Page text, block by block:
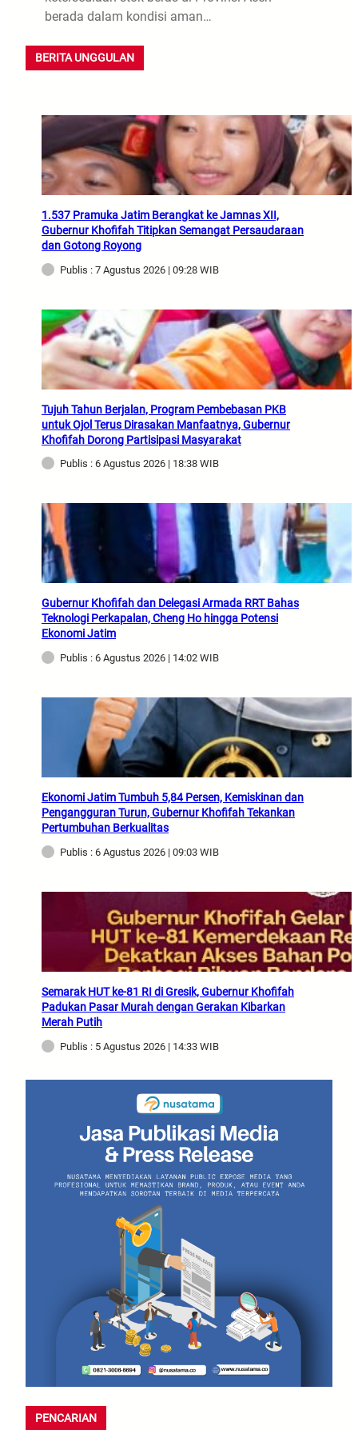
berada dalam kondisi aman…
BERITA UNGGULAN
1.537 Pramuka Jatim Berangkat ke Jamnas XII,
Gubernur Khofifah Titipkan Semangat Persaudaraan
dan Gotong Royong
Publis : 7 Agustus 2026 | 09:28 WIB
Tujuh Tahun Berjalan, Program Pembebasan PKB
untuk Ojol Terus Dirasakan Manfaatnya, Gubernur
Khofifah Dorong Partisipasi Masyarakat
Publis : 6 Agustus 2026 | 18:38 WIB
Gubernur Khofifah dan Delegasi Armada RRT Bahas
Teknologi Perkapalan, Cheng Ho hingga Potensi
Ekonomi Jatim
Publis : 6 Agustus 2026 | 14:02 WIB
Ekonomi Jatim Tumbuh 5,84 Persen, Kemiskinan dan
Pengangguran Turun, Gubernur Khofifah Tekankan
Pertumbuhan Berkualitas
Publis : 6 Agustus 2026 | 09:03 WIB
Semarak HUT ke-81 RI di Gresik, Gubernur Khofifah
Padukan Pasar Murah dengan Gerakan Kibarkan
Merah Putih
Publis : 5 Agustus 2026 | 14:33 WIB
PENCARIAN